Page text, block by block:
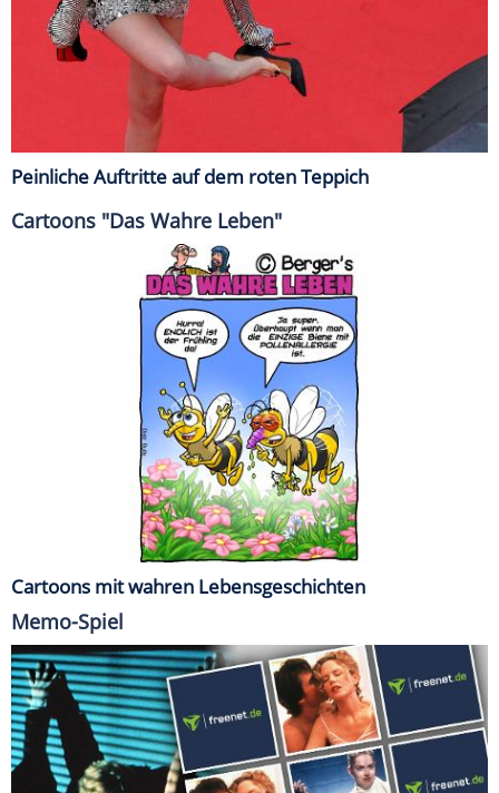
Peinliche Auftritte auf dem roten Teppich
Cartoons "Das Wahre Leben"
Cartoons mit wahren Lebensgeschichten
Memo-Spiel